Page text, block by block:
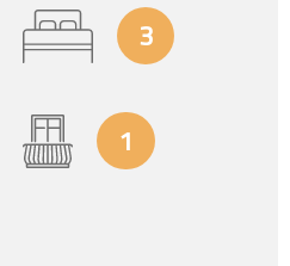
3
1